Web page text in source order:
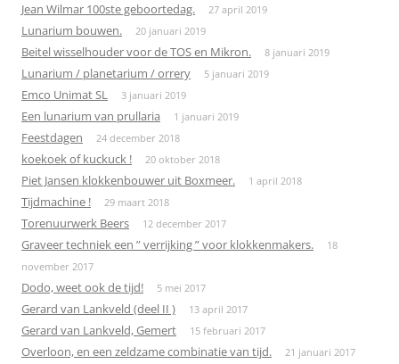
Jean Wilmar 100ste geboortedag. 27 april 2019
Lunarium bouwen. 20 januari 2019
Beitel wisselhouder voor de TOS en Mikron. 8 januari 2019
Lunarium / planetarium / orrery 5 januari 2019
Emco Unimat SL 3 januari 2019
Een lunarium van prullaria 1 januari 2019
Feestdagen 24 december 2018
koekoek of kuckuck ! 20 oktober 2018
Piet Jansen klokkenbouwer uit Boxmeer. 1 april 2018
Tijdmachine ! 29 maart 2018
Torenuurwerk Beers 12 december 2017
Graveer techniek een ” verrijking ” voor klokkenmakers.
18
november 2017
Dodo, weet ook de tijd! 5 mei 2017
Gerard van Lankveld (deel II ) 13 april 2017
Gerard van Lankveld, Gemert 15 februari 2017
Overloon, en een zeldzame combinatie van tijd. 21 januari 2017